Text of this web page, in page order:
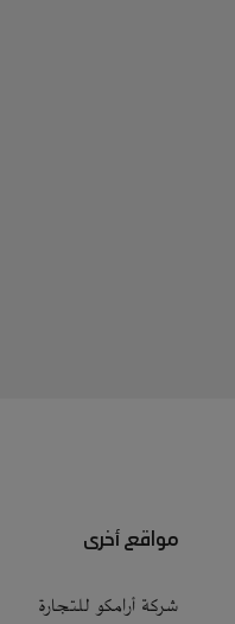
مواقع أخرى
شركة أرامكو للتجارة